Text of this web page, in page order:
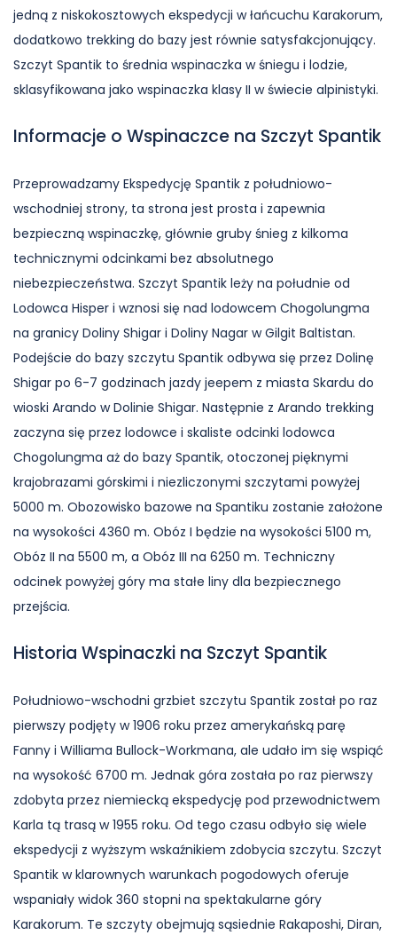
jedną z niskokosztowych ekspedycji w łańcuchu Karakorum,
dodatkowo trekking do bazy jest równie satysfakcjonujący.
Szczyt Spantik to średnia wspinaczka w śniegu i lodzie,
sklasyfikowana jako wspinaczka klasy II w świecie alpinistyki.
Informacje o Wspinaczce na Szczyt Spantik
Przeprowadzamy Ekspedycję Spantik z południowo-
wschodniej strony, ta strona jest prosta i zapewnia
bezpieczną wspinaczkę, głównie gruby śnieg z kilkoma
technicznymi odcinkami bez absolutnego
niebezpieczeństwa. Szczyt Spantik leży na południe od
Lodowca Hisper i wznosi się nad lodowcem Chogolungma
na granicy Doliny Shigar i Doliny Nagar w Gilgit Baltistan.
Podejście do bazy szczytu Spantik odbywa się przez Dolinę
Shigar po 6-7 godzinach jazdy jeepem z miasta Skardu do
wioski Arando w Dolinie Shigar. Następnie z Arando trekking
zaczyna się przez lodowce i skaliste odcinki lodowca
Chogolungma aż do bazy Spantik, otoczonej pięknymi
krajobrazami górskimi i niezliczonymi szczytami powyżej
5000 m. Obozowisko bazowe na Spantiku zostanie założone
na wysokości 4360 m. Obóz I będzie na wysokości 5100 m,
Obóz II na 5500 m, a Obóz III na 6250 m. Techniczny
odcinek powyżej góry ma stałe liny dla bezpiecznego
przejścia.
Historia Wspinaczki na Szczyt Spantik
Południowo-wschodni grzbiet szczytu Spantik został po raz
pierwszy podjęty w 1906 roku przez amerykańską parę
Fanny i Williama Bullock-Workmana, ale udało im się wspiąć
na wysokość 6700 m. Jednak góra została po raz pierwszy
zdobyta przez niemiecką ekspedycję pod przewodnictwem
Karla tą trasą w 1955 roku. Od tego czasu odbyło się wiele
ekspedycji z wyższym wskaźnikiem zdobycia szczytu. Szczyt
Spantik w klarownych warunkach pogodowych oferuje
wspaniały widok 360 stopni na spektakularne góry
Karakorum. Te szczyty obejmują sąsiednie Rakaposhi, Diran,